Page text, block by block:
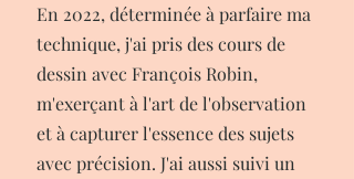
En 2022, déterminée à parfaire ma
technique, j'ai pris des cours de
dessin avec François Robin,
m'exerçant à l'art de l'observation
et à capturer l'essence des sujets
avec précision. J'ai aussi suivi un